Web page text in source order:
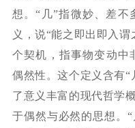
想。“几”指微妙、差不
义，说“能之即出即入
个契机，指事物变动中
偶然性。这个定义含有“
了意义丰富的现代哲学
于偶然与必然的思想。